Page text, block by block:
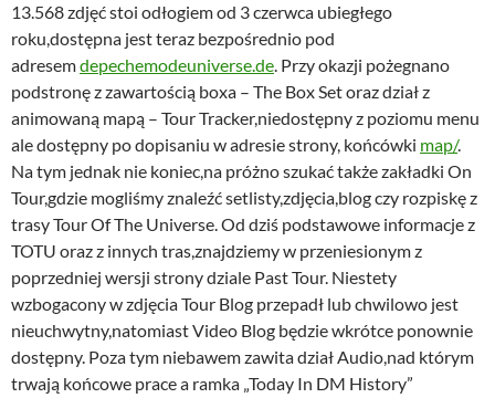
13.568 zdjęć stoi odłogiem od 3 czerwca ubiegłego
roku,dostępna jest teraz bezpośrednio pod
adresemdepechemodeuniverse.de. Przy okazji pożegnano
podstronę z zawartością boxa – The Box Set oraz dział z
animowaną mapą – Tour Tracker,niedostępny z poziomu menu
ale dostępny po dopisaniu w adresie strony, końcówki map/.
Na tym jednak nie koniec,na próżno szukać także zakładki On
Tour,gdzie mogliśmy znaleźć setlisty,zdjęcia,blog czy rozpiskę z
trasy Tour Of The Universe. Od dziś podstawowe informacje z
TOTU oraz z innych tras,znajdziemy w przeniesionym z
poprzedniej wersji strony dziale Past Tour. Niestety
wzbogacony w zdjęcia Tour Blog przepadł lub chwilowo jest
nieuchwytny,natomiast Video Blog będzie wkrótce ponownie
dostępny. Poza tym niebawem zawita dział Audio,nad którym
trwają końcowe prace a ramka „Today In DM History”